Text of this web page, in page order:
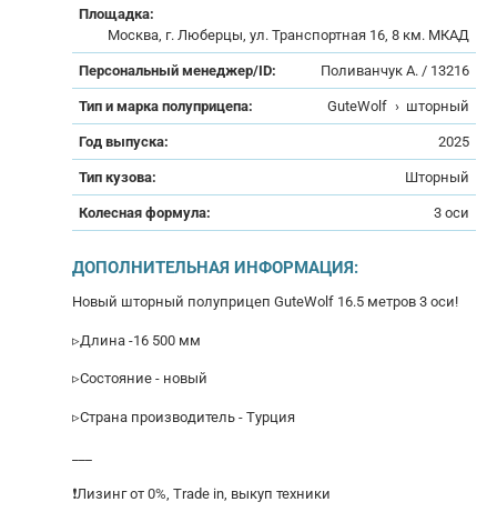
Площадка:
Москва, г. Люберцы, ул. Транспортная 16, 8 км. МКАД
Персональный менеджер/ID: Поливанчук А. / 13216
Тип и марка полуприцепа: GuteWolf › шторный
Год выпуска: 2025
Тип кузова: Шторный
Колесная формула: 3 оси
ДОПОЛНИТЕЛЬНАЯ ИНФОРМАЦИЯ:
Новый шторный полуприцеп GuteWolf 16.5 метров 3 оси!
▹Длина -16 500 мм
▹Состояние - новый
▹Страна производитель - Турция
❗Лизинг от 0%, Тrаdе in, выкуп техники